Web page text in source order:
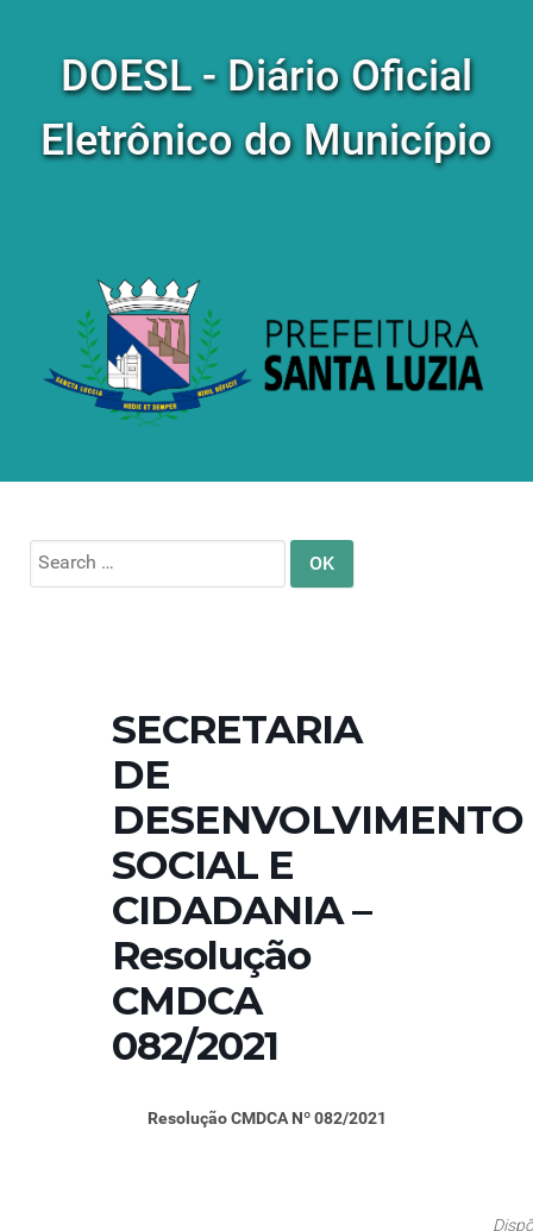
DOESL - Diário Oficial
Eletrônico do Município
Search
for:
SECRETARIA
DE
DESENVOLVIMENTO
SOCIAL E
CIDADANIA –
Resolução
CMDCA
082/2021
Resolução CMDCA Nº 082/2021